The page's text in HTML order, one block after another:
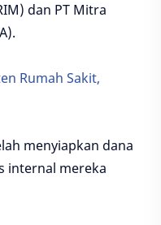
dan PT Mitra
Rumah Sakit,
menyiapkan dana
internal mereka